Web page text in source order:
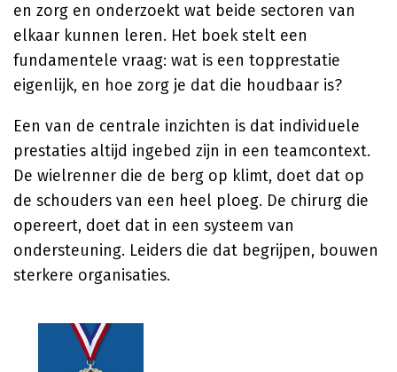
en zorg en onderzoekt wat beide sectoren van
elkaar kunnen leren. Het boek stelt een
fundamentele vraag: wat is een topprestatie
eigenlijk, en hoe zorg je dat die houdbaar is?
Een van de centrale inzichten is dat individuele
prestaties altijd ingebed zijn in een teamcontext.
De wielrenner die de berg op klimt, doet dat op
de schouders van een heel ploeg. De chirurg die
opereert, doet dat in een systeem van
ondersteuning. Leiders die dat begrijpen, bouwen
sterkere organisaties.